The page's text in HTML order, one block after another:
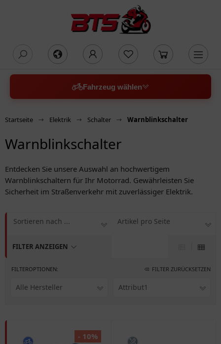
Fahrzeug wählen
Startseite Elektrik Schalter Warnblinkschalter
Warnblinkschalter
Entdecken Sie unsere Auswahl an hochwertigem
Warnblinkschaltern für Ihr Motorrad. Gewährleisten Sie
Sicherheit im Straßenverkehr mit zuverlässiger Elektrik.
FILTER ANZEIGEN
Sortieren nach ... Artikel pro Seite
FILTEROPTIONEN: FILTER ZURÜCKSETZEN
Alle Hersteller Attribut1
- 10%